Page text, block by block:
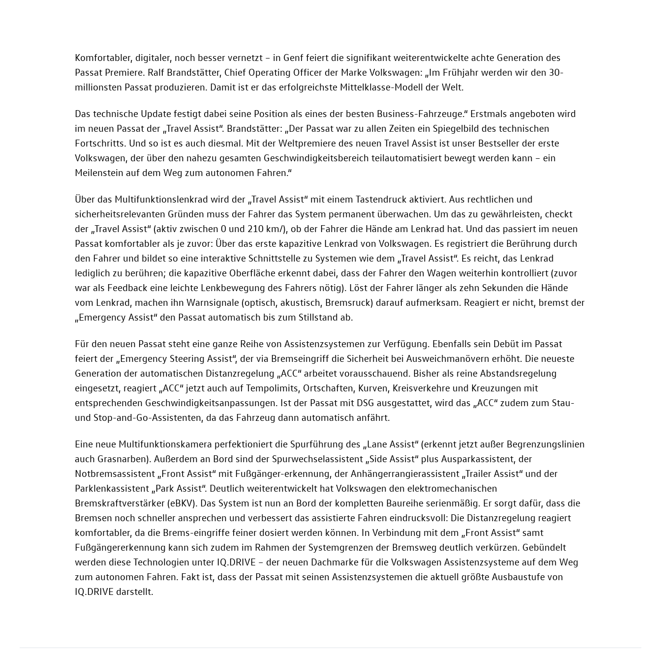
Komfortabler, digitaler, noch besser vernetzt – in Genf feiert die signifikant weiterentwickelte achte Generation des
Passat Premiere. Ralf Brandstätter, Chief Operating Officer der Marke Volkswagen: „Im Frühjahr werden wir den 30-
millionsten Passat produzieren. Damit ist er das erfolgreichste Mittelklasse-Modell der Welt.
Das technische Update festigt dabei seine Position als eines der besten Business-Fahrzeuge.“ Erstmals angeboten wird
im neuen Passat der „Travel Assist“. Brandstätter: „Der Passat war zu allen Zeiten ein Spiegelbild des technischen
Fortschritts. Und so ist es auch diesmal. Mit der Weltpremiere des neuen Travel Assist ist unser Bestseller der erste
Volkswagen, der über den nahezu gesamten Geschwindigkeitsbereich teilautomatisiert bewegt werden kann – ein
Meilenstein auf dem Weg zum autonomen Fahren.“
Über das Multifunktionslenkrad wird der „Travel Assist“ mit einem Tastendruck aktiviert. Aus rechtlichen und
sicherheitsrelevanten Gründen muss der Fahrer das System permanent überwachen. Um das zu gewährleisten, checkt
der „Travel Assist“ (aktiv zwischen 0 und 210 km/), ob der Fahrer die Hände am Lenkrad hat. Und das passiert im neuen
Passat komfortabler als je zuvor: Über das erste kapazitive Lenkrad von Volkswagen. Es registriert die Berührung durch
den Fahrer und bildet so eine interaktive Schnittstelle zu Systemen wie dem „Travel Assist“. Es reicht, das Lenkrad
lediglich zu berühren; die kapazitive Oberfläche erkennt dabei, dass der Fahrer den Wagen weiterhin kontrolliert (zuvor
war als Feedback eine leichte Lenkbewegung des Fahrers nötig). Löst der Fahrer länger als zehn Sekunden die Hände
vom Lenkrad, machen ihn Warnsignale (optisch, akustisch, Bremsruck) darauf aufmerksam. Reagiert er nicht, bremst der
„Emergency Assist“ den Passat automatisch bis zum Stillstand ab.
Für den neuen Passat steht eine ganze Reihe von Assistenzsystemen zur Verfügung. Ebenfalls sein Debüt im Passat
feiert der „Emergency Steering Assist“, der via Bremseingriff die Sicherheit bei Ausweichmanövern erhöht. Die neueste
Generation der automatischen Distanzregelung „ACC“ arbeitet vorausschauend. Bisher als reine Abstandsregelung
eingesetzt, reagiert „ACC“ jetzt auch auf Tempolimits, Ortschaften, Kurven, Kreisverkehre und Kreuzungen mit
entsprechenden Geschwindigkeitsanpassungen. Ist der Passat mit DSG ausgestattet, wird das „ACC“ zudem zum Stau-
und Stop-and-Go-Assistenten, da das Fahrzeug dann automatisch anfährt.
Eine neue Multifunktionskamera perfektioniert die Spurführung des „Lane Assist“ (erkennt jetzt außer Begrenzungslinien
auch Grasnarben). Außerdem an Bord sind der Spurwechselassistent „Side Assist“ plus Ausparkassistent, der
Notbremsassistent „Front Assist“ mit Fußgänger-erkennung, der Anhängerrangierassistent „Trailer Assist“ und der
Parklenkassistent „Park Assist“. Deutlich weiterentwickelt hat Volkswagen den elektromechanischen
Bremskraftverstärker (eBKV). Das System ist nun an Bord der kompletten Baureihe serienmäßig. Er sorgt dafür, dass die
Bremsen noch schneller ansprechen und verbessert das assistierte Fahren eindrucksvoll: Die Distanzregelung reagiert
komfortabler, da die Brems-eingriffe feiner dosiert werden können. In Verbindung mit dem „Front Assist“ samt
Fußgängererkennung kann sich zudem im Rahmen der Systemgrenzen der Bremsweg deutlich verkürzen. Gebündelt
werden diese Technologien unter IQ.DRIVE – der neuen Dachmarke für die Volkswagen Assistenzsysteme auf dem Weg
zum autonomen Fahren. Fakt ist, dass der Passat mit seinen Assistenzsystemen die aktuell größte Ausbaustufe von
IQ.DRIVE darstellt.